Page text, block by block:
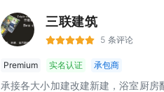
三联建筑
5 条评论
Premium 实名认证 承包商
承接各大小加建改建新建，浴室厨房